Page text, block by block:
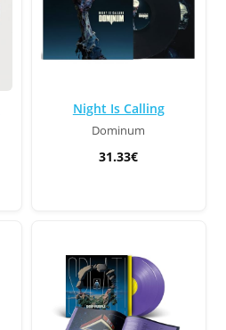
Night Is Calling
Dominum
31.33€